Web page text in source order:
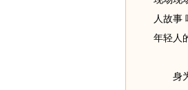
人故事
年轻人
身为